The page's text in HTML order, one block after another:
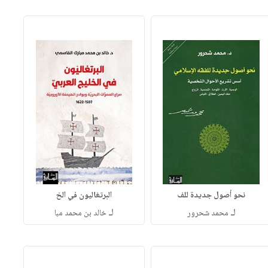
نحو أصول جديدة للف
لـ محمد شحرور
البرتغاليون في الخ
لـخالد بن محمد مبا